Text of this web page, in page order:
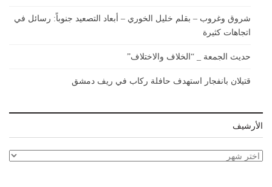
شروق وغروب – بقلم خليل الخوري – أبعاد التصعيد جنوباً: رسائل في
اتجاهات كثيرة
حديث الجمعة _ “الخلاف والاختلاف”
قتيلان بانفجار استهدف حافلة ركاب في ريف دمشق
الأرشيف
الأرشيف